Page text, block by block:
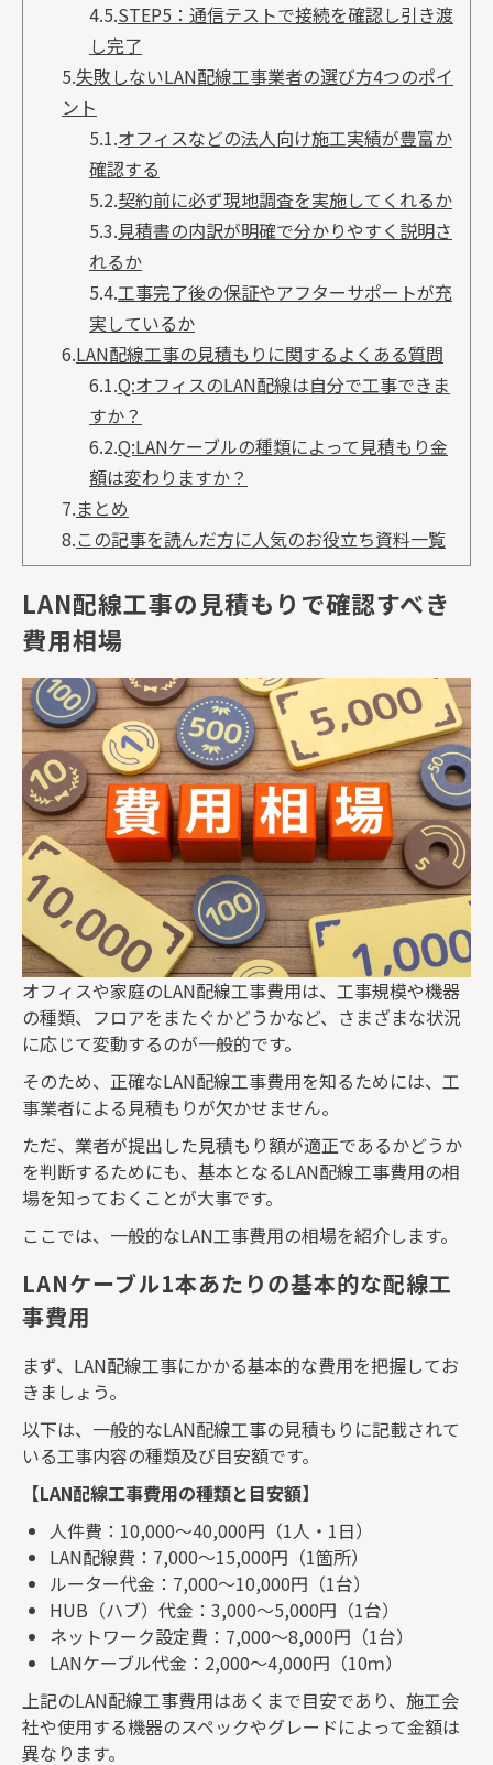
4.5.STEP5：通信テストで接続を確認し引き渡
し完了
5.失敗しないLAN配線工事業者の選び方4つのポイ
ント
5.1.オフィスなどの法人向け施工実績が豊富か
確認する
5.2.契約前に必ず現地調査を実施してくれるか
5.3.見積書の内訳が明確で分かりやすく説明さ
れるか
5.4.工事完了後の保証やアフターサポートが充
実しているか
6.LAN配線工事の見積もりに関するよくある質問
6.1.Q:オフィスのLAN配線は自分で工事できま
すか？
6.2.Q:LANケーブルの種類によって見積もり金
額は変わりますか？
7.まとめ
8.この記事を読んだ方に人気のお役立ち資料一覧
LAN配線工事の見積もりで確認すべき
費用相場
オフィスや家庭のLAN配線工事費用は、工事規模や機器
の種類、フロアをまたぐかどうかなど、さまざまな状況
に応じて変動するのが一般的です。
そのため、正確なLAN配線工事費用を知るためには、工
事業者による見積もりが欠かせません。
ただ、業者が提出した見積もり額が適正であるかどうか
を判断するためにも、基本となるLAN配線工事費用の相
場を知っておくことが大事です。
ここでは、一般的なLAN工事費用の相場を紹介します。
LANケーブル1本あたりの基本的な配線工
事費用
まず、 LAN配線工事にかかる基本的な費用を把握してお
きましょう。
以下は、一般的なLAN配線工事の見積もりに記載されて
いる工事内容の種類及び目安額です。
【LAN配線工事費用の種類と目安額】
人件費： 10,000～40,000円（1人・ 1日）
LAN配線費： 7,000～15,000円（1箇所）
ルーター代金： 7,000～10,000円（1台）
HUB （ハブ）代金： 3,000～5,000円（1台）
ネットワーク設定費： 7,000～8,000円（1台）
LANケーブル代金： 2,000～4,000円（10ｍ）
上記のLAN配線工事費用はあくまで目安であり、施工会
社や使用する機器のスペックやグレードによって金額は
異なります。